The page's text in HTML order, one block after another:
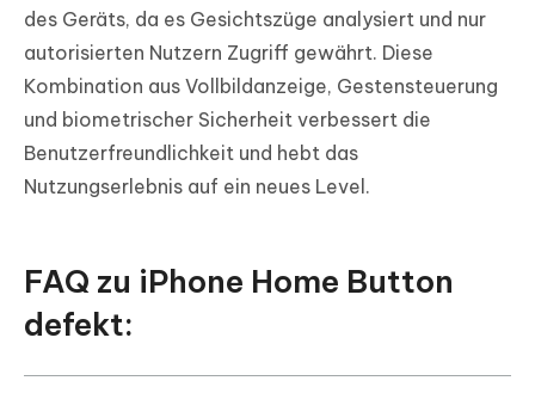
des Geräts, da es Gesichtszüge analysiert und nur
autorisierten Nutzern Zugriff gewährt. Diese
Kombination aus Vollbildanzeige, Gestensteuerung
und biometrischer Sicherheit verbessert die
Benutzerfreundlichkeit und hebt das
Nutzungserlebnis auf ein neues Level.
FAQ zu iPhone Home Button
defekt: